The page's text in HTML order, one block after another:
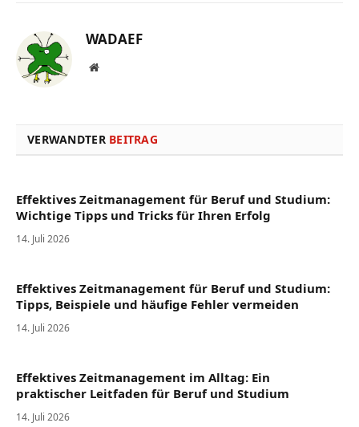
WADAEF
Website
VERWANDTER BEITRAG
Effektives Zeitmanagement für Beruf und Studium:
Wichtige Tipps und Tricks für Ihren Erfolg
14. Juli 2026
Effektives Zeitmanagement für Beruf und Studium:
Tipps, Beispiele und häufige Fehler vermeiden
14. Juli 2026
Effektives Zeitmanagement im Alltag: Ein
praktischer Leitfaden für Beruf und Studium
14. Juli 2026